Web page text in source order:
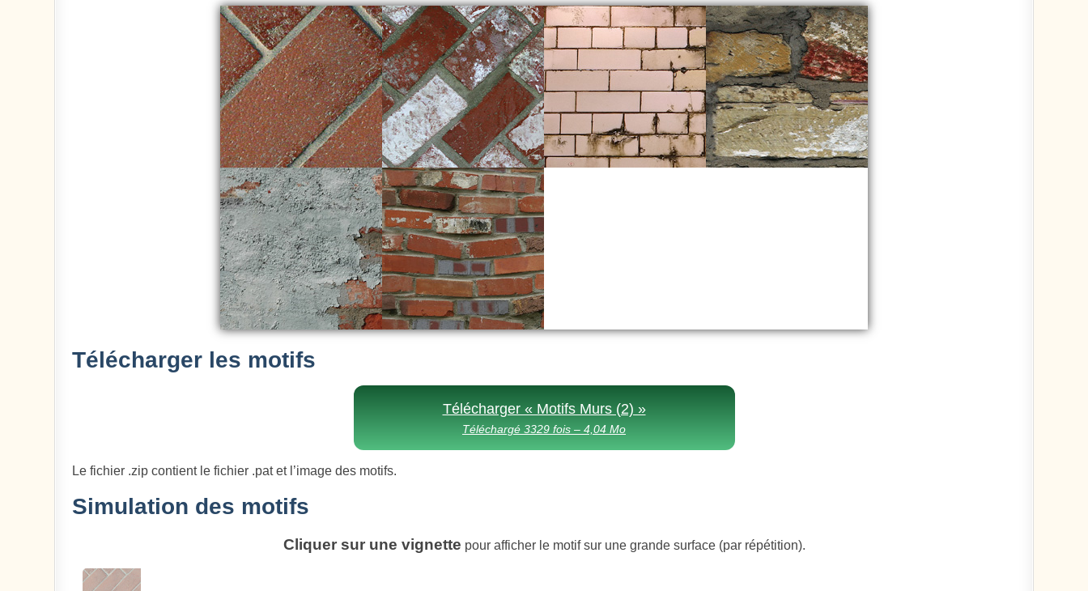
Télécharger les motifs
Télécharger « Motifs Murs (2) »
Téléchargé 3329 fois – 4,04 Mo
Le fichier .zip contient le fichier .pat et l’image des motifs.
Simulation des motifs
Cliquer sur une vignette pour afficher le motif sur une grande surface (par répétition).